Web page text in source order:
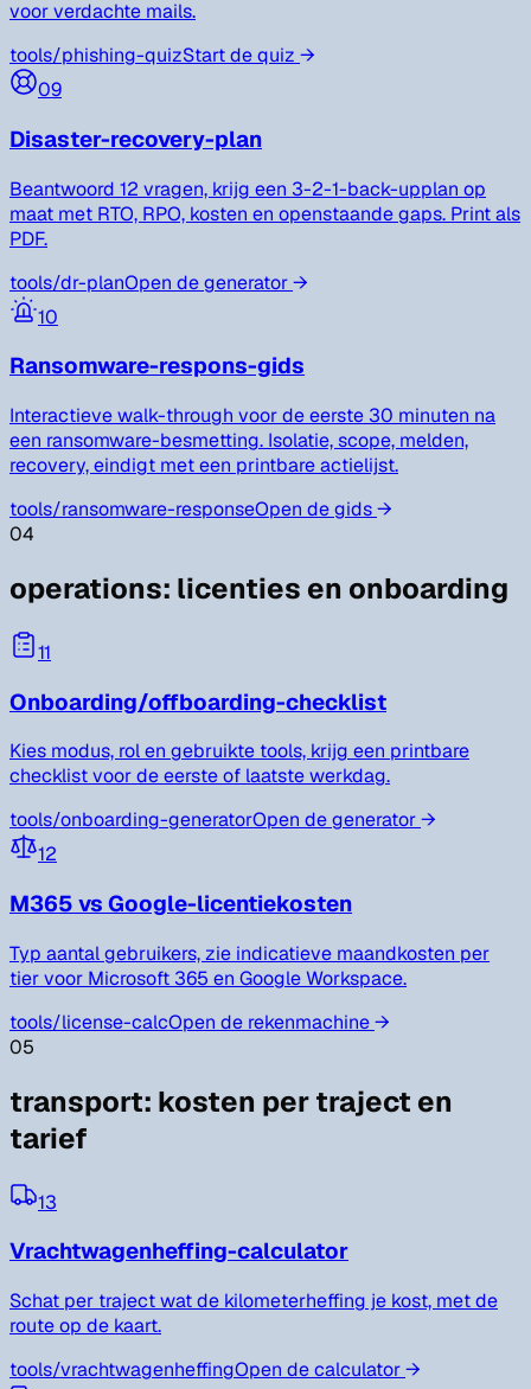
voor verdachte mails.
tools/phishing-quizStart de quiz →
09
Disaster-recovery-plan
Beantwoord 12 vragen, krijg een 3-2-1-back-upplan op
maat met RTO, RPO, kosten en openstaande gaps. Print als
PDF.
tools/dr-planOpen de generator→
10
Ransomware-respons-gids
Interactieve walk-through voor de eerste 30 minuten na
een ransomware-besmetting. Isolatie, scope, melden,
recovery, eindigt met een printbare actielijst.
tools/ransomware-responseOpen de gids→
04
operations: licenties en onboarding
11
Onboarding/offboarding-checklist
Kies modus, rol en gebruikte tools, krijg een printbare
checklist voor de eerste of laatste werkdag.
tools/onboarding-generatorOpen de generator→
12
M365 vs Google-licentiekosten
Typ aantal gebruikers, zie indicatieve maandkosten per
tier voor Microsoft 365 en Google Workspace.
tools/license-calcOpen de rekenmachine→
05
transport: kosten per traject en
tarief
13
Vrachtwagenheffing-calculator
Schat per traject wat de kilometerheffing je kost, met de
route op de kaart.
tools/vrachtwagenheffingOpen de calculator→